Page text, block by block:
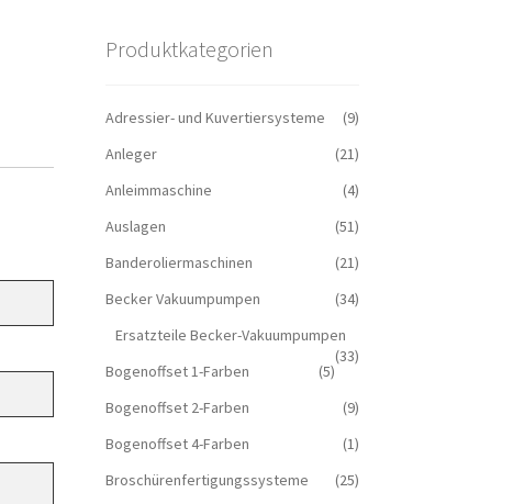
Produktkategorien
Adressier- und Kuvertiersysteme
(9)
Anleger
(21)
Anleimmaschine
(4)
Auslagen
(51)
Banderoliermaschinen
(21)
Becker Vakuumpumpen
(34)
Ersatzteile Becker-Vakuumpumpen
(33)
Bogenoffset 1-Farben
(5)
Bogenoffset 2-Farben
(9)
Bogenoffset 4-Farben
(1)
Broschürenfertigungssysteme
(25)